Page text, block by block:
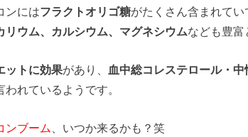
ンにはフラクトオリゴ糖がたくさん含まれてい
リウム、カルシウム、マグネシウムなども豊富
ットに効果があり、
血中総コレステロール・
われているようです。
ンブーム 、いつか来るかも？笑